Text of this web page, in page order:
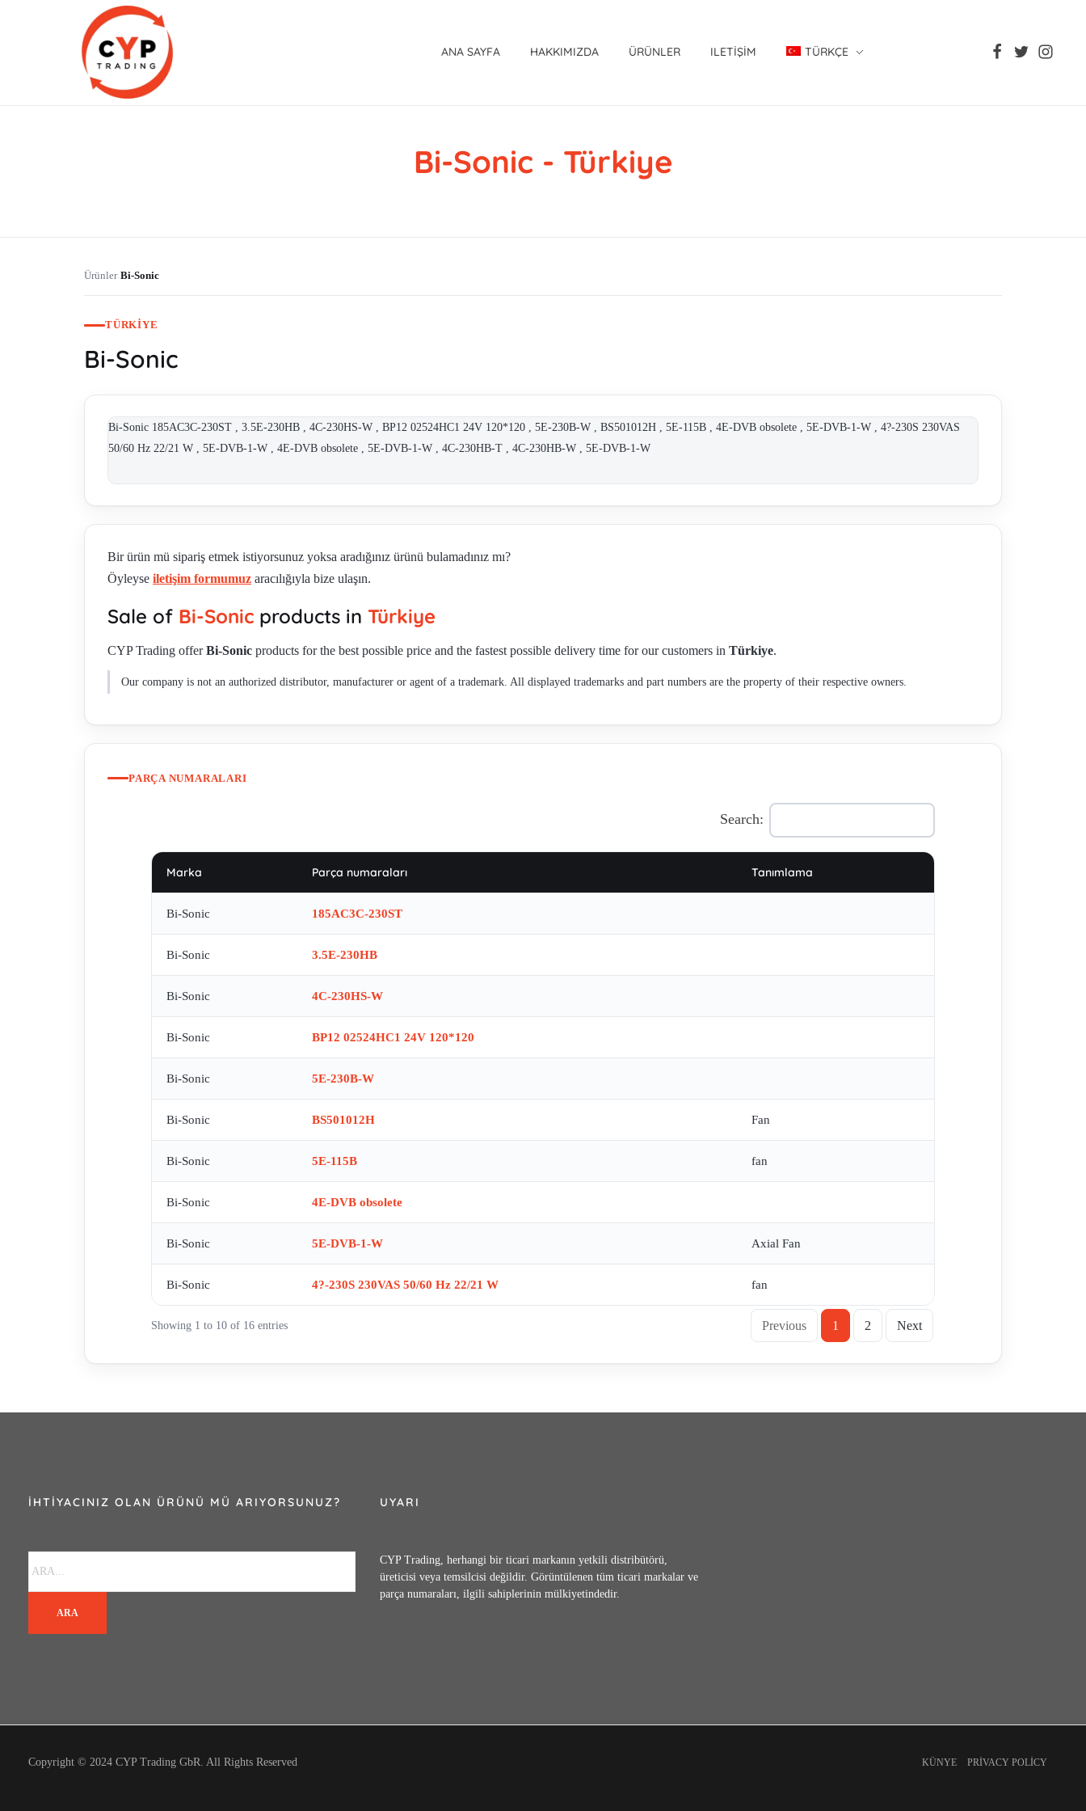
ANA SAYFA HAKKIMIZDA ÜRÜNLER ILETIŞIM TÜRKÇE
Bi-Sonic - Türkiye
Ürünler›Bi-Sonic
TÜRKIYE
Bi-Sonic
Bi-Sonic 185AC3C-230ST , 3.5E-230HB , 4C-230HS-W , BP12 02524HC1 24V 120*120 , 5E-230B-W , BS501012H , 5E-115B , 4E-DVB obsolete , 5E-DVB-1-W , 4?-230S 230VAS
50/60 Hz 22/21 W , 5E-DVB-1-W , 4E-DVB obsolete , 5E-DVB-1-W , 4C-230HB-T , 4C-230HB-W , 5E-DVB-1-W
Bir ürün mü sipariş etmek istiyorsunuz yoksa aradığınız ürünü bulamadınız mı?
Öyleyse iletişim formumuz aracılığıyla bize ulaşın.
Sale of Bi-Sonic products in Türkiye
CYP Trading offerBi-Sonic products for the best possible price and the fastest possible delivery time for our customers in Türkiye.
Our company is not an authorized distributor, manufacturer or agent of a trademark. All displayed trademarks and part numbers are the property of their respective owners.
PARÇA NUMARALARI
Search:
Marka Parça numaraları Tanımlama
Bi-Sonic 185AC3C-230ST
Bi-Sonic 3.5E-230HB
Bi-Sonic 4C-230HS-W
Bi-Sonic BP12 02524HC1 24V 120*120
Bi-Sonic 5E-230B-W
Bi-Sonic BS501012H Fan
Bi-Sonic 5E-115B fan
Bi-Sonic 4E-DVB obsolete
Bi-Sonic 5E-DVB-1-W Axial Fan
Bi-Sonic 4?-230S 230VAS 50/60 Hz 22/21 W fan
Showing 1 to 10 of 16 entries Previous 1 2 Next
İHTIYACINIZ OLAN ÜRÜNÜ MÜ ARIYORSUNUZ?
ARA
UYARI
CYP Trading, herhangi bir ticari markanın yetkili distribütörü,
üreticisi veya temsilcisi değildir. Görüntülenen tüm ticari markalar ve
parça numaraları, ilgili sahiplerinin mülkiyetindedir.
Copyright © 2024 CYP Trading GbR. All Rights Reserved KÜNYE PRIVACY POLICY